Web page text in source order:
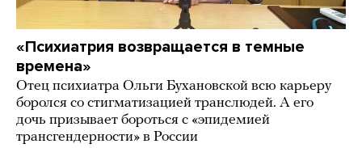
«Психиатрия возвращается в темные
времена»
Отец психиатра Ольги Бухановской всю карьеру
боролся со стигматизацией транслюдей. А его
дочь призывает бороться с «эпидемией
трансгендерности» в России